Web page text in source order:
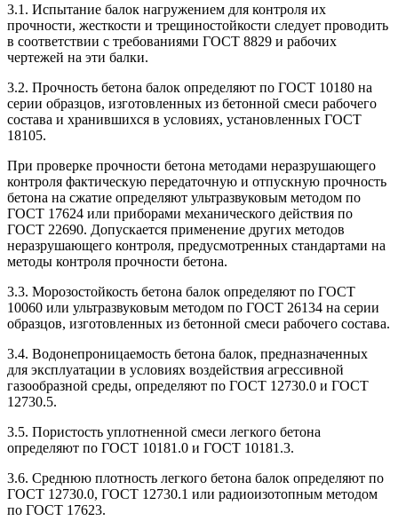
3.1. Испытание балок нагружением для контроля их
прочности, жесткости и трещиностойкости следует проводить
в соответствии с требованиями ГОСТ 8829 и рабочих
чертежей на эти балки.
3.2. Прочность бетона балок определяют по ГОСТ 10180 на
серии образцов, изготовленных из бетонной смеси рабочего
состава и хранившихся в условиях, установленных ГОСТ
18105.
При проверке прочности бетона методами неразрушающего
контроля фактическую передаточную и отпускную прочность
бетона на сжатие определяют ультразвуковым методом по
ГОСТ 17624 или приборами механического действия по
ГОСТ 22690. Допускается применение других методов
неразрушающего контроля, предусмотренных стандартами на
методы контроля прочности бетона.
3.3. Морозостойкость бетона балок определяют по ГОСТ
10060 или ультразвуковым методом по ГОСТ 26134 на серии
образцов, изготовленных из бетонной смеси рабочего состава.
3.4. Водонепроницаемость бетона балок, предназначенных
для эксплуатации в условиях воздействия агрессивной
газообразной среды, определяют по ГОСТ 12730.0 и ГОСТ
12730.5.
3.5. Пористость уплотненной смеси легкого бетона
определяют по ГОСТ 10181.0 и ГОСТ 10181.3.
3.6. Среднюю плотность легкого бетона балок определяют по
ГОСТ 12730.0, ГОСТ 12730.1 или радиоизотопным методом
по ГОСТ 17623.